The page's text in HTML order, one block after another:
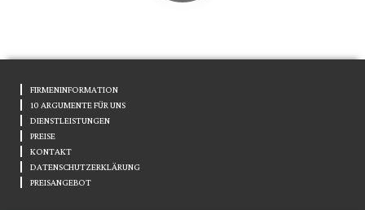
FIRMENINFORMATION
10 ARGUMENTE FÜR UNS
DIENSTLEISTUNGEN
PREISE
KONTAKT
DATENSCHUTZERKLÄRUNG
PREISANGEBOT